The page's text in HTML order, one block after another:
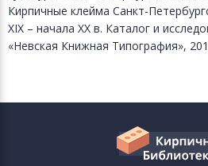
Кирпичные клейма Санкт-
XIX – начала ХХ в. Каталог и
«Невская Книжная Типография»,